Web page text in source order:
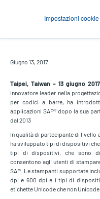
Impostazioni cookie
con il
Vendor
Giugno 13, 2017
Taipei, Taiwan – 13giugno 2017
innovatore leader nella
per codici a barre, ha
applicazioni SAP® dopo la sua
dal 2013
In qualità di partecipante di livello
ha sviluppato tipi di dispositivi
tipi di dispositivi, che sono
consentono agli utenti di
SAP. Le stampanti supportate
dpi e 600 dpi e i tipi di
etichette Unicode che non Unicode.